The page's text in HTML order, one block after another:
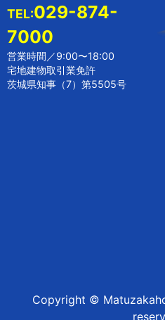
TEL:029-874-
7000
営業時間／9:00〜18:00
宅地建物取引業免許
茨城県知事（7）第5505号
Copyright ©